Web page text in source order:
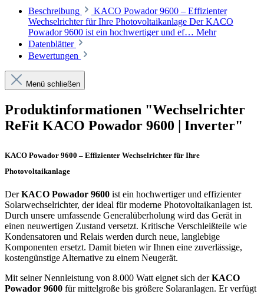
Beschreibung
KACO Powador 9600 – Effizienter
Wechselrichter für Ihre Photovoltaikanlage Der KACO
Powador 9600 ist ein hochwertiger und ef… Mehr
Datenblätter
Bewertungen
Menü schließen
Produktinformationen "Wechselrichter
ReFit KACO Powador 9600 | Inverter"
KACO Powador 9600 – Effizienter Wechselrichter für Ihre
Photovoltaikanlage
DerKACO Powador 9600 ist ein hochwertiger und effizienter
Solarwechselrichter, der ideal für moderne Photovoltaikanlagen ist.
Durch unsere umfassende Generalüberholung wird das Gerät in
einen neuwertigen Zustand versetzt. Kritische Verschleißteile wie
Kondensatoren und Relais werden durch neue, langlebige
Komponenten ersetzt. Damit bieten wir Ihnen eine zuverlässige,
kostengünstige Alternative zu einem Neugerät.
Mit seiner Nennleistung von 8.000 Watt eignet sich derKACO
Powador 9600 für mittelgroße bis größere Solaranlagen. Er verfügt